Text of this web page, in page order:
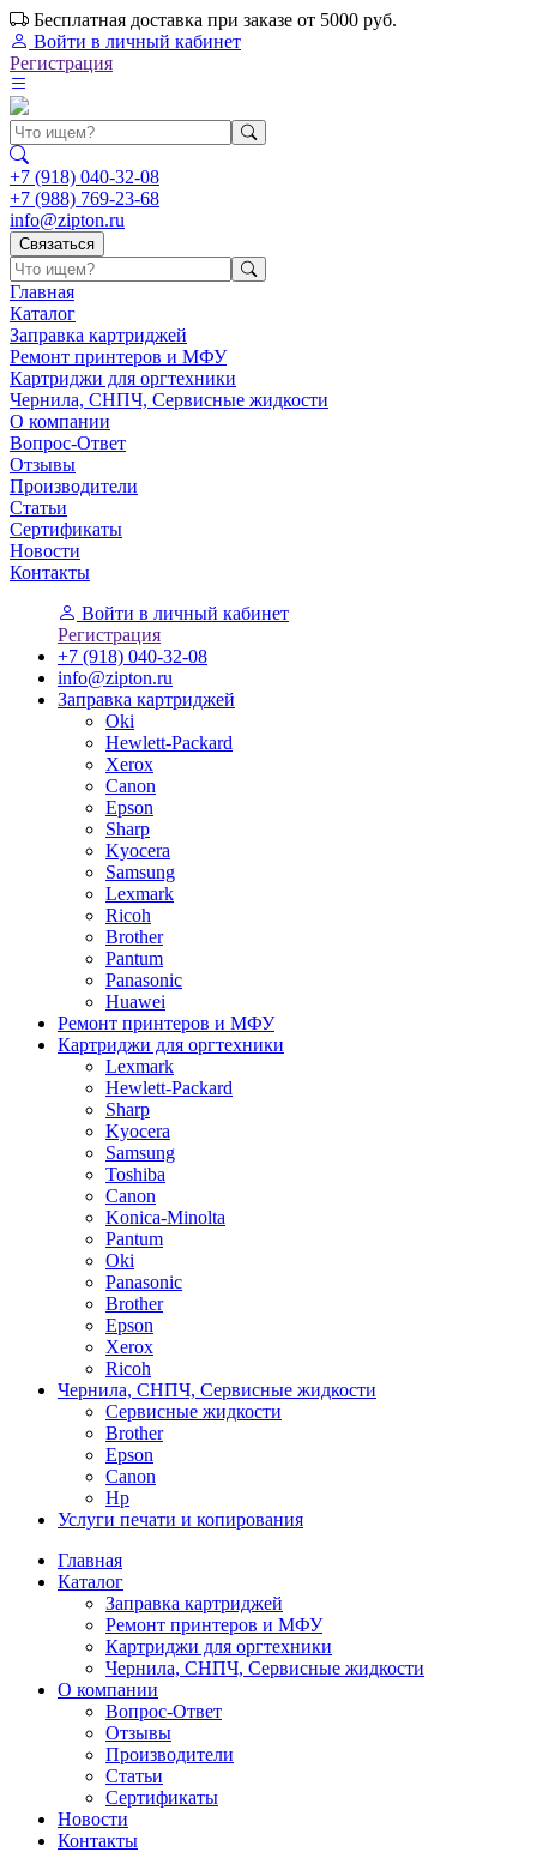
Бесплатная доставка при заказе от 5000 руб.
Войти в личный кабинет
Регистрация
+7 (918) 040-32-08
+7 (988) 769-23-68
info@zipton.ru
Связаться
Главная
Каталог
Заправка картриджей
Ремонт принтеров и МФУ
Картриджи для оргтехники
Чернила, СНПЧ, Сервисные жидкости
О компании
Вопрос-Ответ
Отзывы
Производители
Статьи
Сертификаты
Новости
Контакты
Войти в личный кабинет
Регистрация
+7 (918) 040-32-08
info@zipton.ru
Заправка картриджей
Oki
Hewlett-Packard
Xerox
Canon
Epson
Sharp
Kyocera
Samsung
Lexmark
Ricoh
Brother
Pantum
Panasonic
Huawei
Ремонт принтеров и МФУ
Картриджи для оргтехники
Lexmark
Hewlett-Packard
Sharp
Kyocera
Samsung
Toshiba
Canon
Konica-Minolta
Pantum
Oki
Panasonic
Brother
Epson
Xerox
Ricoh
Чернила, СНПЧ, Сервисные жидкости
Сервисные жидкости
Brother
Epson
Canon
Hp
Услуги печати и копирования
Главная
Каталог
Заправка картриджей
Ремонт принтеров и МФУ
Картриджи для оргтехники
Чернила, СНПЧ, Сервисные жидкости
О компании
Вопрос-Ответ
Отзывы
Производители
Статьи
Сертификаты
Новости
Контакты